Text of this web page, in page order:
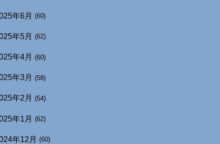
年6月 (60)
年5月 (62)
年4月 (60)
年3月 (58)
年2月 (54)
年1月 (62)
年12月 (60)